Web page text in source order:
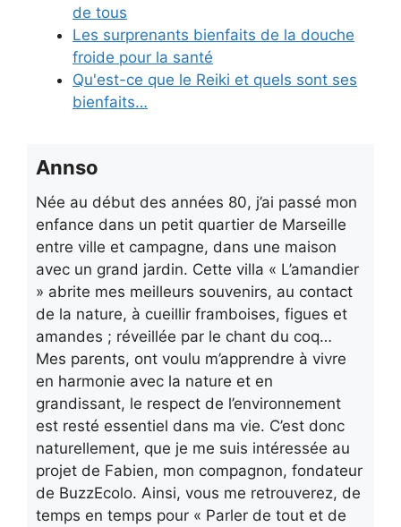
de tous
Les surprenants bienfaits de la douche
froide pour la santé
Qu'est-ce que le Reiki et quels sont ses
bienfaits…
Annso
Née au début des années 80, j’ai passé mon
enfance dans un petit quartier de Marseille
entre ville et campagne, dans une maison
avec un grand jardin. Cette villa « L’amandier
» abrite mes meilleurs souvenirs, au contact
de la nature, à cueillir framboises, figues et
amandes ; réveillée par le chant du coq…
Mes parents, ont voulu m’apprendre à vivre
en harmonie avec la nature et en
grandissant, le respect de l’environnement
est resté essentiel dans ma vie. C’est donc
naturellement, que je me suis intéressée au
projet de Fabien, mon compagnon, fondateur
de BuzzEcolo. Ainsi, vous me retrouverez, de
temps en temps pour « Parler de tout et de